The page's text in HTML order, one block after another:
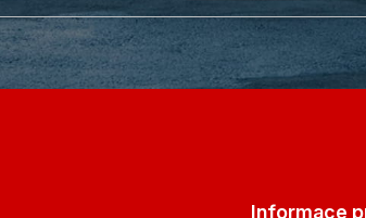
Informace